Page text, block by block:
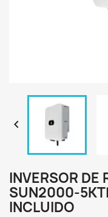

INVERSOR DE
SUN2000-
INCLUIDO